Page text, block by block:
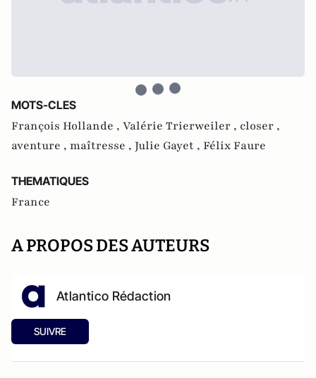
MOTS-CLES
François Hollande , Valérie Trierweiler , closer ,
aventure , maîtresse , Julie Gayet , Félix Faure
THEMATIQUES
France
A PROPOS DES AUTEURS
Atlantico Rédaction
SUIVRE